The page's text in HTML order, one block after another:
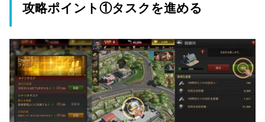
攻略ポイント①タスクを進める